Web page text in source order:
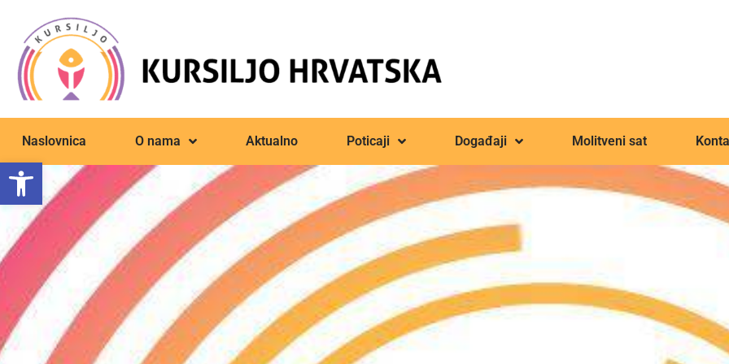
Open toolbar
Naslovnica O nama Aktualno Poticaji Događaji Molitveni sat